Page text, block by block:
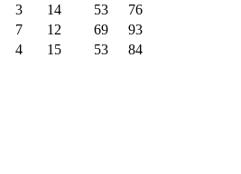
3 14 53
76
7 12 69
93
4 15 53 84